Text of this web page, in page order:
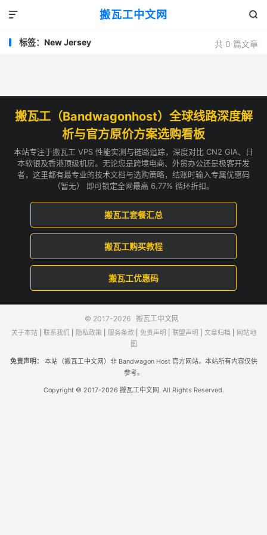
搬瓦工中文网 

共 0 篇文章
标签：New Jersey
搬瓦工（Bandwagonhost）全球线路深度解
析与官方原价方案选购看板
本站专注于搬瓦工 VPS 性能实测与链路追踪，深度对比 CN2 GIA、日
本软银及香港顶级机房。无论您是跨境电商、外贸办公还是极客开发
者，这里都有最专业的技术文档与选购策略，结账时输入专属优惠码
（暂无） 即可锁定全网最高 6.77% 循环折扣。
搬瓦工套餐汇总
搬瓦工购买教程
搬瓦工优惠码
© 2017-2026 搬瓦工中文网
关于本站| 联系我们 隐私政策 服务条款 免责声明 联盟声明 文章归档
网站地
图
免责声明：
本站（搬瓦工中文网）非 Bandwagon Host 官方网站。本站所有内容仅供
参考。
Copyright © 2017-2026 搬瓦工中文网. All Rights Reserved.